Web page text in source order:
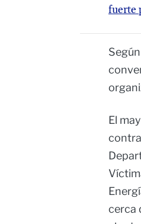
fuerte
El
cerca